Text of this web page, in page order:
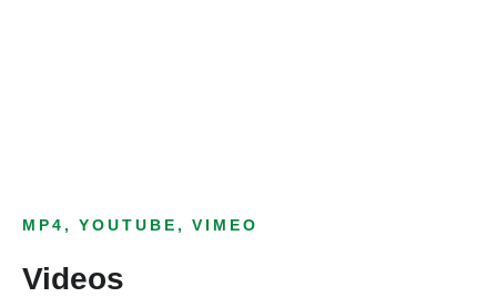
MP4, YOUTUBE, VIMEO
Videos